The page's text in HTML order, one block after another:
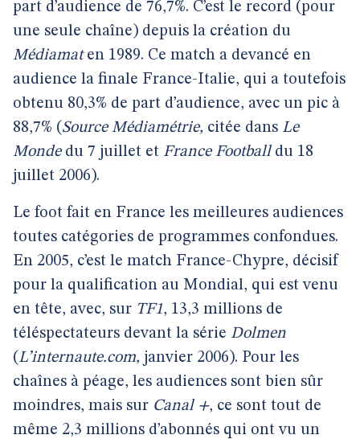
part d’audience de 76,7%. C’est le record (pour
une seule chaîne) depuis la création du
Médiamat en 1989. Ce match a devancé en
audience la finale France-Italie, qui a toutefois
obtenu 80,3% de part d’audience, avec un pic à
88,7% (Source Médiamétrie, citée dans Le
Monde du 7 juillet et France Football du 18
juillet 2006).
Le foot fait en France les meilleures audiences
toutes catégories de programmes confondues.
En 2005, c’est le match France-Chypre, décisif
pour la qualification au Mondial, qui est venu
en tête, avec, sur TF1, 13,3 millions de
téléspectateurs devant la série Dolmen
(L’internaute.com, janvier 2006). Pour les
chaînes à péage, les audiences sont bien sûr
moindres, mais sur Canal +, ce sont tout de
même 2,3 millions d’abonnés qui ont vu un